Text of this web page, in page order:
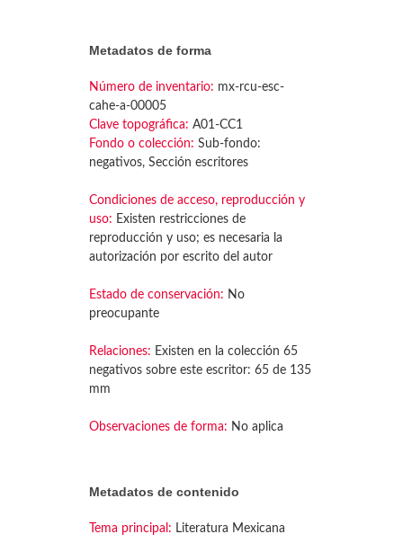
Metadatos de forma
Número de inventario: mx-rcu-esc-
cahe-a-00005
Clave topográfica: A01-CC1
Fondo o colección: Sub-fondo:
negativos, Sección escritores
Condiciones de acceso, reproducción y
uso: Existen restricciones de
reproducción y uso; es necesaria la
autorización por escrito del autor
Estado de conservación: No
preocupante
Relaciones: Existen en la colección 65
negativos sobre este escritor: 65 de 135
mm
Observaciones de forma: No aplica
Metadatos de contenido
Tema principal: Literatura Mexicana